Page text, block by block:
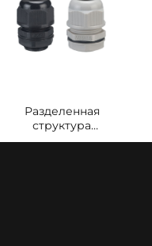
Разделенная
структура
Нейлоновый